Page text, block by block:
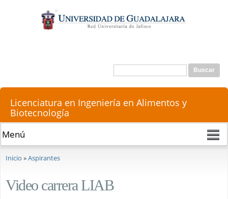
contenido
principal
Formulario de búsqueda
Buscar
Licenciatura en Ingeniería en Alimentos y
Biotecnología
Inicio »Aspirantes
Video carrera LIAB